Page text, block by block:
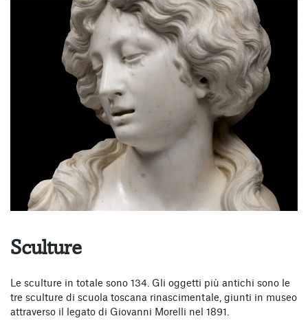
Sculture
Le sculture in totale sono 134. Gli oggetti più antichi sono le
tre sculture di scuola toscana rinascimentale, giunti in museo
attraverso il legato di Giovanni Morelli nel 1891.